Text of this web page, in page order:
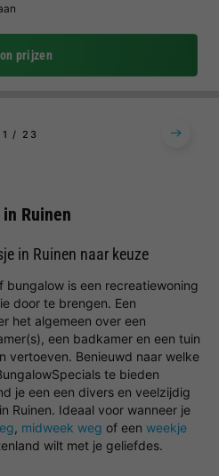
prijzen
1 2 3
Ruinen
in Ruinen naar keuze
bungalow is een recreatiewoning
door te brengen. Een
het algemeen over een
een badkamer en een tuin
vertoeven. Benieuwd naar welke
te bieden
je een een divers en veelzijdig
Ruinen. Ideaal voor wanneer je
, midweek weg of een weekje
wilt met je geliefdes.